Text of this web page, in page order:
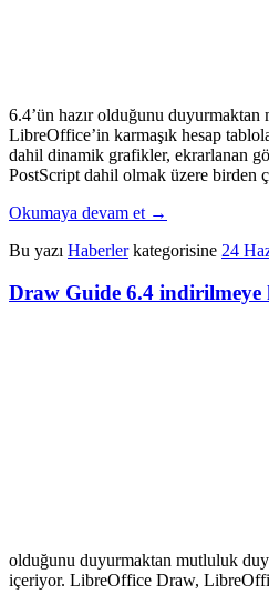
6.4’ün hazır olduğunu
LibreOffice’in karmaşık hesap
dahil dinamik grafikler, ekrarlanan
PostScript dahil olmak üzere birden
Okumaya devam et →
Bu yazı Haberlerkategorisine 24
Draw Guide 6.4 indirilmeye
olduğunu duyurmaktan mutluluk
içeriyor. LibreOffice Draw,